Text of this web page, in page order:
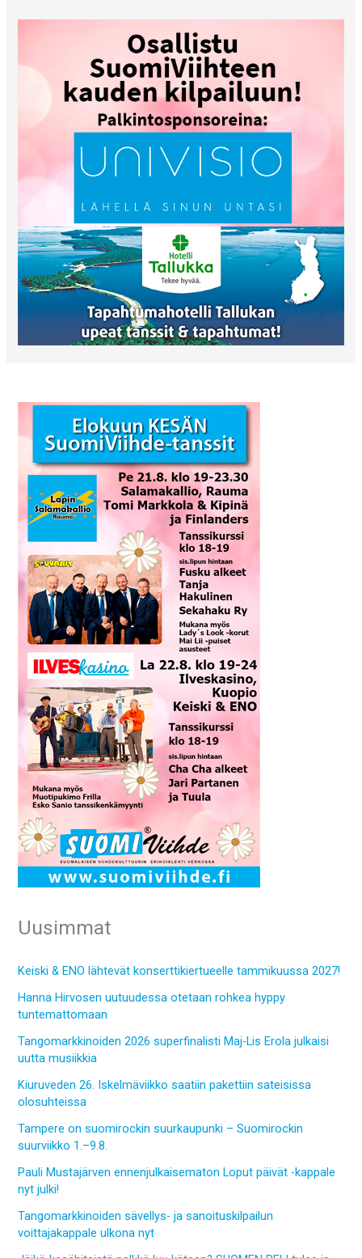
Uusimmat
Keiski & ENO lähtevät konserttikiertueelle tammikuussa 2027!
Hanna Hirvosen uutuudessa otetaan rohkea hyppy
tuntemattomaan
Tangomarkkinoiden 2026 superfinalisti Maj-Lis Erola julkaisi
uutta musiikkia
Kiuruveden 26. Iskelmäviikko saatiin pakettiin sateisissa
olosuhteissa
Tampere on suomirockin suurkaupunki – Suomirockin
suurviikko 1.–9.8.
Pauli Mustajärven ennenjulkaisematon Loput päivät -kappale
nyt julki!
Tangomarkkinoiden sävellys- ja sanoituskilpailun
voittajakappale ulkona nyt